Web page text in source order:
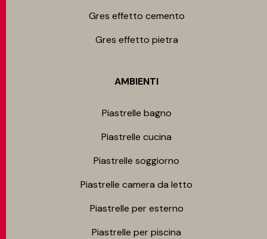
Gres effetto cemento
Gres effetto pietra
AMBIENTI
Piastrelle bagno
Piastrelle cucina
Piastrelle soggiorno
Piastrelle camera da letto
Piastrelle per esterno
Piastrelle per piscina